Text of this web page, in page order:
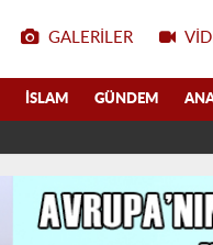
GALERILER
İSLAM GÜNDEM